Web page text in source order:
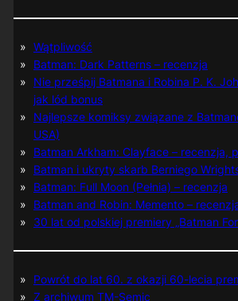
Wątpliwość
Batman: Dark Patterns – recenzja
Nie prześpij Batmana i Robina P. K.
jak lód bonus
Najlepsze komiksy związane z
USA)
Batman Arkham: Clayface – recenzja,
Batman i ukryty skarb Berniego
Batman: Full Moon (Pełnia) – recenzja
Batman and Robin: Memento –
30 lat od polskiej premiery „Batman
Powrót do lat 60. z okazji 60-lecia
Z archiwum TM-Semic